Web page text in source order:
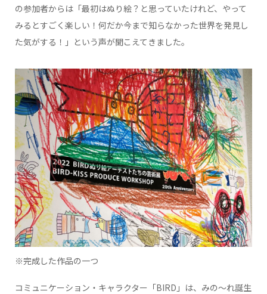
の参加者からは「最初はぬり絵？と思っていたけれど、やって
みるとすごく楽しい！何だか今まで知らなかった世界を発見し
た気がする！」という声が聞こえてきました。
※完成した作品の一つ
コミュニケーション・キャラクター「BIRD」は、みの～れ誕生